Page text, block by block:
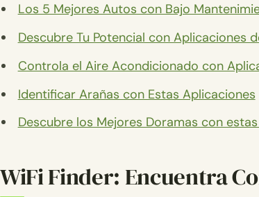
Los 5 Mejores Autos con Bajo
Descubre Tu Potencial con Aplicaciones
Controla el Aire Acondicionado con
Identificar Arañas con Estas Aplicaciones
Descubre los Mejores Doramas con
WiFi Finder: Encuentra